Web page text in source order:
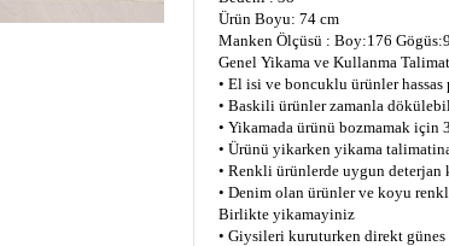
Ürün Boyu: 74 cm
Manken Ölçüsü : Boy:176
Genel Yikama ve Kullanma
• El isi ve boncuklu ürünler
• Baskili ürünler zamanla
• Yikamada ürünü bozmamak için
• Ürünü yikarken yikama
• Renkli ürünlerde uygun
• Denim olan ürünler ve koyu
Birlikte yikamayiniz
• Giysileri kuruturken direkt